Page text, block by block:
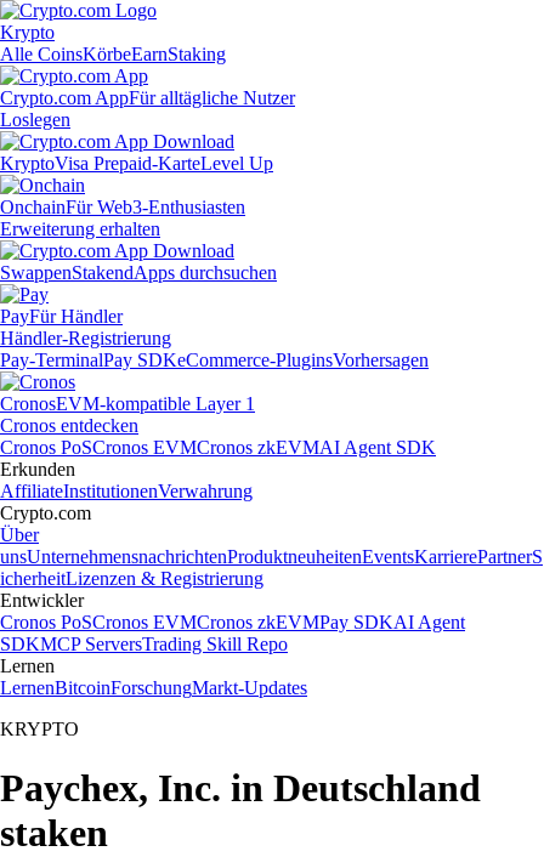
Krypto
Alle CoinsKörbeEarnStaking
Crypto.com AppFür alltägliche Nutzer
Loslegen
KryptoVisa Prepaid-KarteLevel Up
OnchainFür Web3-Enthusiasten
Erweiterung erhalten
SwappenStakendApps durchsuchen
PayFür Händler
Händler-Registrierung
Pay-TerminalPay SDKeCommerce-PluginsVorhersagen
CronosEVM-kompatible Layer 1
Cronos entdecken
Cronos PoSCronos EVMCronos zkEVMAI Agent SDK
Erkunden
AffiliateInstitutionenVerwahrung
Crypto.com
Über
unsUnternehmensnachrichtenProduktneuheitenEventsKarrierePartnerS
icherheitLizenzen & Registrierung
Entwickler
Cronos PoSCronos EVMCronos zkEVMPay SDKAI Agent
SDKMCP ServersTrading Skill Repo
Lernen
LernenBitcoinForschungMarkt-Updates
KRYPTO
Paychex, Inc. in Deutschland
staken